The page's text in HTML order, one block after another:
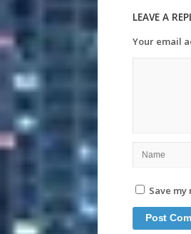
LEAVE A
Your email
Save